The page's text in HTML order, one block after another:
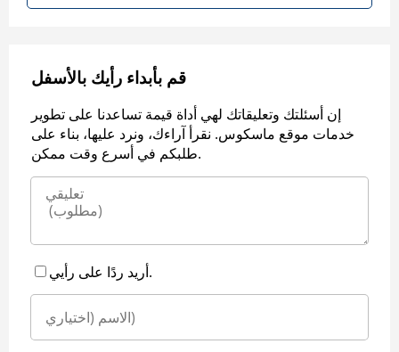
قم بأبداء رأيك بالأسفل
إن أسئلتك وتعليقاتك لهي أداة قيمة تساعدنا على تطوير
خدمات موقع ماسكوس. نقرأ آراءك، ونرد عليها، بناء على
طلبكم في أسرع وقت ممكن.
أريد ردًا على رأيي.